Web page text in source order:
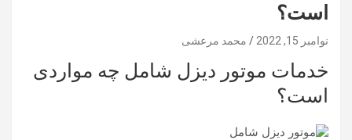
است؟
نوامبر 15, 2022 محمد مرعشی
خدمات موتور دیزل شامل چه مواردی
است؟